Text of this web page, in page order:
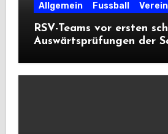
Allgemein Fussball Verein
RSV-Teams vor ersten
Auswärtsprüfungen der